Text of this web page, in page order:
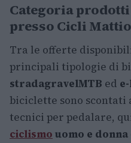
Categoria
presso Cicli Mattio
Tra le offerte
principali tipologie di
stradagravelMTB ed
biciclette sono
tecnici per pedalare,
ciclismo uomo e donna